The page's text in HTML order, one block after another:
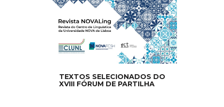
TEXTOS SELECIONADOS DO
XVIII FÓRUM DE PARTILHA